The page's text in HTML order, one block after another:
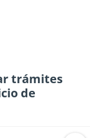
trámites
de